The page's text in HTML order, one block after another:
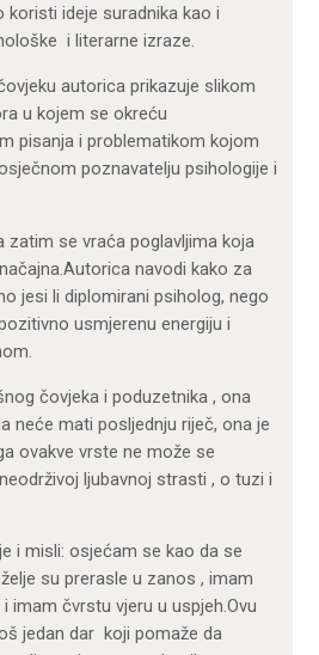
ideje suradnika kao i
i literarne izraze.
autorica prikazuje slikom
u kojem se okreću
pisanja i problematikom kojom
poznavatelju psihologije i
zatim se vraća poglavljima koja
navodi kako za
jesi li diplomirani psiholog, nego
usmjerenu energiju i
čovjeka i poduzetnika , ona
neće mati posljednju riječ, ona je
ovakve vrste ne može se
ljubavnoj strasti , o tuzi i
i misli: osjećam se kao da se
su prerasle u zanos , imam
imam čvrstu vjeru u uspjeh.Ovu
jedan dar koji pomaže da